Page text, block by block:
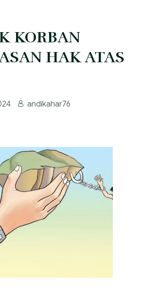
KORBAN
HAK ATAS
andikahar76